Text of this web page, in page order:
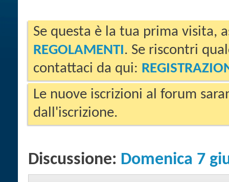
Se questa è la tua prima visita,
REGOLAMENTI. Se riscontri
contattaci da qui:
Le nuove iscrizioni al forum
dall'iscrizione.
Discussione: Domenica 7